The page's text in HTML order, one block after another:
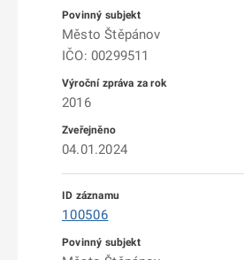
Město Štěpánov
IČO: 00299511
2016
04.01.2024
100506